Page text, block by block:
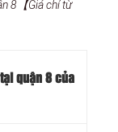
8【Giá chỉ từ
quận 8 của